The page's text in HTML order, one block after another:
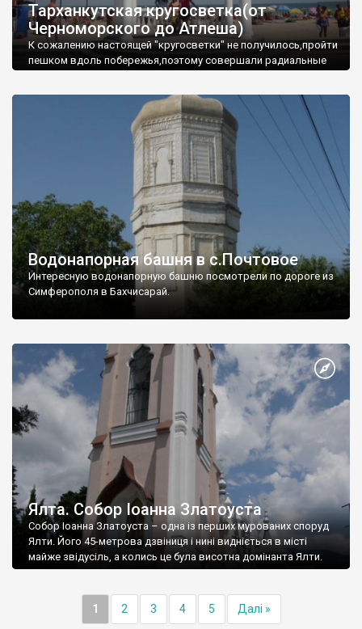
Тарханкутская кругосветка(от
Черноморского до Атлеша)
К сожалению настоящей "кругосветки" не получилось,пройти
пешком вдоль побережья,поэтому совершали радиальные
Водонапорная башня в с.Почтовое
Интересную водонапорную башню посмотрели по дороге из
Симферополя в Бахчисарай.
Ялта. Собор Іоанна Златоуста
Собор Іоанна Златоуста – одна із перших мурованих споруд
Ялти. Його 45-метрова дзвіниця і нині видніється в місті
майже звідусіль, а колись це була висотна домінанта Ялти.
1 2 3 4 5 Далі »